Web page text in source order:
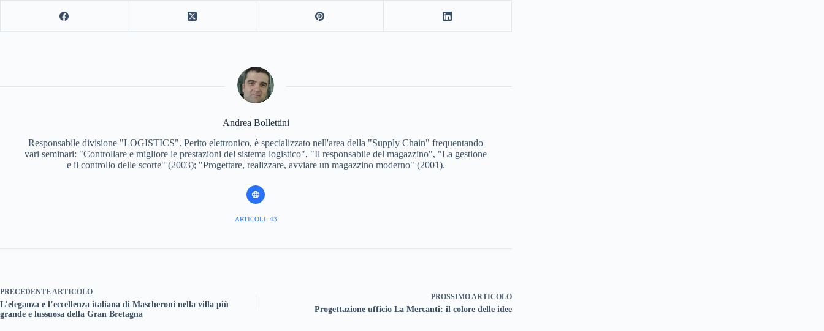
Andrea Bollettini
Responsabile divisione "LOGISTICS". Perito elettronico, è specializzato nell'area della "Supply Chain" frequentando
vari seminari: "Controllare e migliore le prestazioni del sistema logistico", "Il responsabile del magazzino", "La gestione
e il controllo delle scorte" (2003); "Progettare, realizzare, avviare un magazzino moderno" (2001).
ARTICOLI: 43
PRECEDENTE ARTICOLO
L’eleganza e l’eccellenza italiana di Mascheroni nella villa più
grande e lussuosa della Gran Bretagna
PROSSIMO ARTICOLO
Progettazione ufficio La Mercanti: il colore delle idee